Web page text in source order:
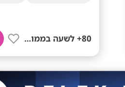
80+ לשעה בממוצע